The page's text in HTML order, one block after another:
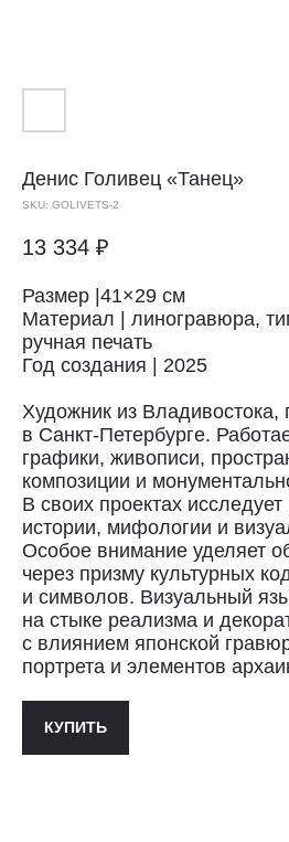
Денис Голивец «Танец»
SKU: GOLIVETS-2
13 334 ₽
Размер |41×29 см
Материал | линогравюра,
ручная печать
Год создания | 2025
Художник из
в Санкт-Петербурге.
графики, живописи,
композиции и
В своих проектах
истории, мифологии и
Особое внимание уделяет
через призму культурных
и символов. Визуальный
на стыке реализма и
с влиянием японской
портрета и элементов
КУПИТЬ
Доставка осуществляется
службой СДЭК за счёт
Сроки доставки: 2−3 дня по Санкт-
Петербургу и 3−8 дней по России.
Самовывоз из магазина в Санкт-
Петербурге возможен
по предварительной
+7 (921) 433-35-93
ПОЛИТИКА КОНФИДЕНЦИАЛЬНОСТИ↗
Доставка